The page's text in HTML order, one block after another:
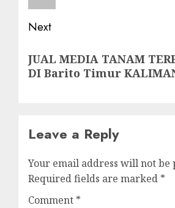
Next
post:
JUAL MEDIA TANAM
DI Barito Timur
Leave a Reply
Your email address will not be
Required fields are marked *
Comment *